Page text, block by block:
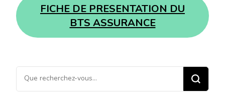
FICHE DE PRESENTATION DU
BTS ASSURANCE
Vous
recherchiez